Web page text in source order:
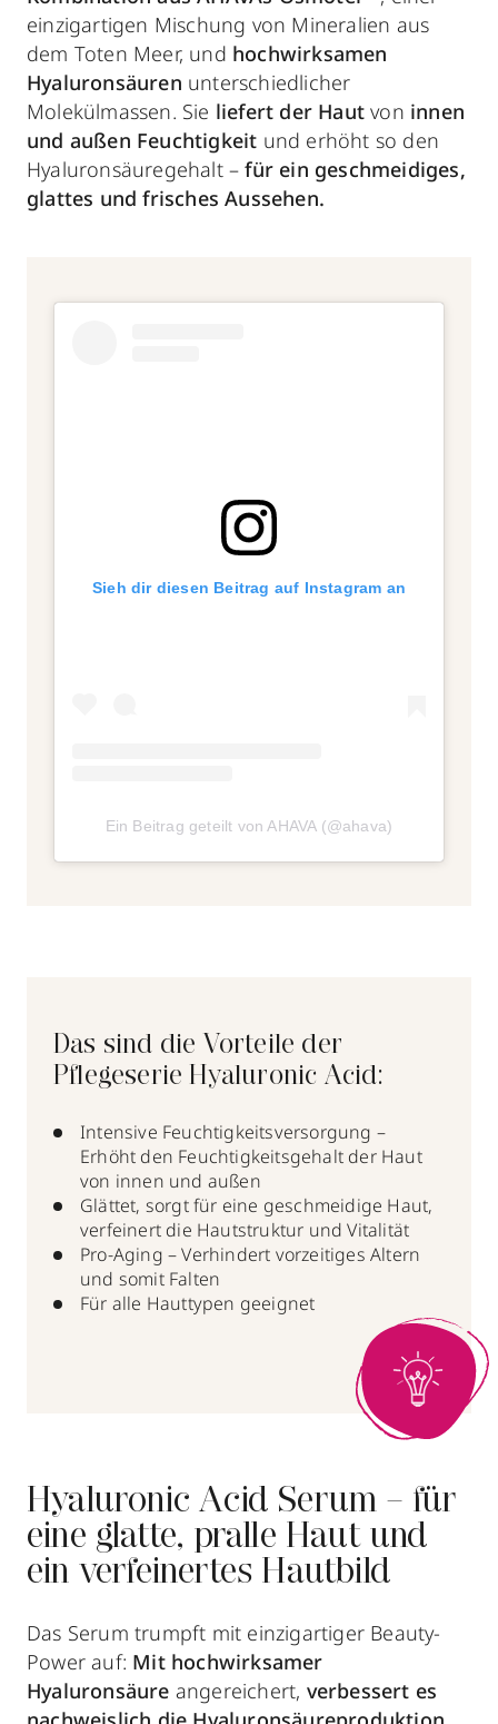
einzigartigen Mischung von Mineralien aus
dem Toten Meer, und hochwirksamen
Hyaluronsäuren unterschiedlicher
Molekülmassen. Sie liefert der Haut von innen
und außen Feuchtigkeit und erhöht so den
Hyaluronsäuregehalt –für ein geschmeidiges,
glattes und frisches Aussehen.
Sieh dir diesen Beitrag auf Instagram an
Ein Beitrag geteilt von AHAVA (@ahava)
Das sind die Vorteile der
Pflegeserie Hyaluronic Acid:
Intensive Feuchtigkeitsversorgung –
Erhöht den Feuchtigkeitsgehalt der Haut
von innen und außen
Glättet, sorgt für eine geschmeidige Haut,
verfeinert die Hautstruktur und Vitalität
Pro-Aging – Verhindert vorzeitiges Altern
und somit Falten
Für alle Hauttypen geeignet
Hyaluronic Acid Serum – für
eine glatte, pralle Haut und
ein verfeinertes Hautbild
Das Serum trumpft mit einzigartiger Beauty-
Power auf: Mit hochwirksamer
Hyaluronsäure angereichert, verbessert es